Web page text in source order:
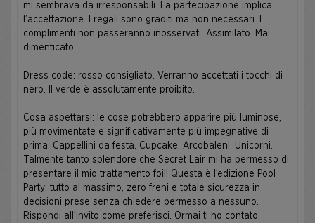
mi sembrava da irresponsabili. La partecipazione implica
l’accettazione. I regali sono graditi ma non necessari. I
complimenti non passeranno inosservati. Assimilato. Mai
dimenticato.
Dress code: rosso consigliato. Verranno accettati i tocchi di
nero. Il verde è assolutamente proibito.
Cosa aspettarsi: le cose potrebbero apparire più luminose,
più movimentate e significativamente più impegnative di
prima. Cappellini da festa. Cupcake. Arcobaleni. Unicorni.
Talmente tanto splendore che Secret Lair mi ha permesso di
presentare il mio trattamento foil! Questa è l’edizione Pool
Party: tutto al massimo, zero freni e totale sicurezza in
decisioni prese senza chiedere permesso a nessuno.
Rispondi all’invito come preferisci. Ormai ti ho contato.